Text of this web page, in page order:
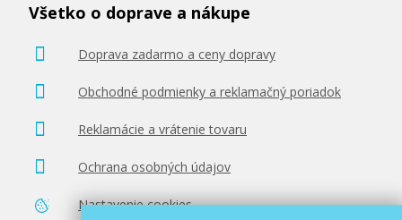
13,90 €
Pridať do košíka
(Purpurová)
Všetko o doprave a nákupe
Doprava zadarmo a ceny dopravy
Obchodné podmienky a reklamačný poriadok
Reklamácie a vrátenie tovaru
Ochrana osobných údajov
Nastavenie cookies